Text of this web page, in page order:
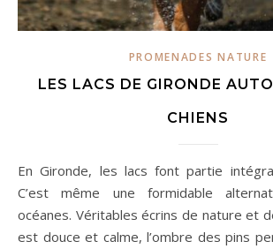
PROMENADES NATURE
LES LACS DE GIRONDE
CHIENS
En Gironde, les lacs font partie intégrante du paysage.
C’est même une formidable
océanes. Véritables écrins de nature et
est douce et calme, l’ombre des pins